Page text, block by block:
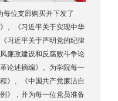
位支部购买并下发了
、《习近平关于实现中华
习近平关于严明党的纪律
廉政建设和反腐败斗争论
论述摘编》。为学院每一
》、《中国共产党廉洁自
》，并为每一位党员准备